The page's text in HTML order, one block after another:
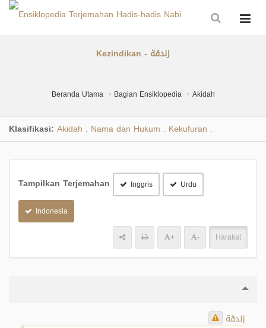
Kezindikan - زندقة
Beranda Utama Bagian Ensiklopedia Akidah
Klasifikasi: Akidah Nama dan Hukum Kekufuran
Tampilkan Terjemahan Inggris Urdu
Indonesia
+
- Harakat
زندقة